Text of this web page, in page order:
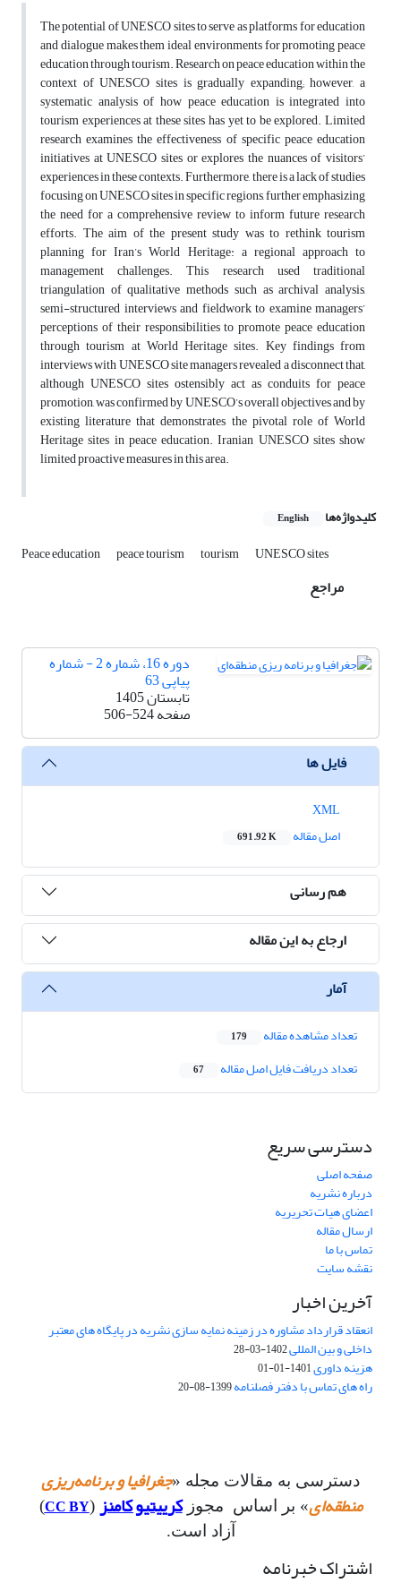
The potential of UNESCO sites to serve as platforms for education
and dialogue makes them ideal environments for promoting peace
education through tourism. Research on peace education within the
context of UNESCO sites is gradually expanding; however, a
systematic analysis of how peace education is integrated into
tourism experiences at these sites has yet to be explored. Limited
research examines the effectiveness of specific peace education
initiatives at UNESCO sites or explores the nuances of visitors’
experiences in these contexts. Furthermore, there is a lack of studies
focusing on UNESCO sites in specific regions, further emphasizing
the need for a comprehensive review to inform future research
efforts. The aim of the present study was to rethink tourism
planning for Iran’s World Heritage: a regional approach to
management challenges. This research used traditional
triangulation of qualitative methods such as archival analysis,
semi-structured interviews and fieldwork to examine managers’
perceptions of their responsibilities to promote peace education
through tourism at World Heritage sites. Key findings from
interviews with UNESCO site managers revealed a disconnect that,
although UNESCO sites ostensibly act as conduits for peace
promotion, was confirmed by UNESCO’s overall objectives and by
existing literature that demonstrates the pivotal role of World
Heritage sites in peace education. Iranian UNESCO sites show
limited proactive measures in this area.
کلیدواژه‌ها English
Peace education peace tourism tourism UNESCO sites
مراجع
دوره 16، شماره 2 - شماره
پیاپی 63
تابستان 1405
صفحه506-524
فایل ها
اصل مقاله
691.92 K
هم رسانی
ارجاع به این مقاله
آمار
تعداد مشاهده مقاله 179
تعداد دریافت فایل اصل مقاله 67
دسترسی سریع
صفحه اصلی
درباره نشریه
اعضای هیات تحریریه
ارسال مقاله
تماس با ما
نقشه سایت
آخرین اخبار
انعقاد قرارداد مشاوره در زمینه نمایه سازی نشریه در پایگاه های معتبر
داخلی و بین المللی1402-03-28
هزینه داوری1401-01-01
راه های تماس با دفتر فصلنامه1399-08-20
دسترسی به مقالات مجله «جغرافیا و برنامه‌ریزی
منطقه‌ای» بر اساس مجوزکرییتیو کامنز (
CC BY
)
آزاد است.
اشتراک خبرنامه